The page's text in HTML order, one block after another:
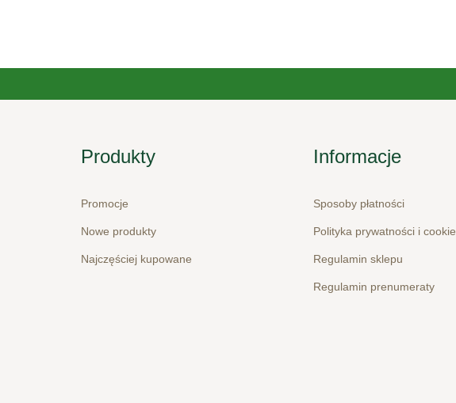
Produkty
Promocje
Nowe produkty
Najczęściej kupowane
Informacje
Sposoby płatności
Polityka prywatności i cookie
Regulamin sklepu
Regulamin prenumeraty